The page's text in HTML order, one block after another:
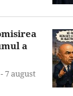
a
7 august